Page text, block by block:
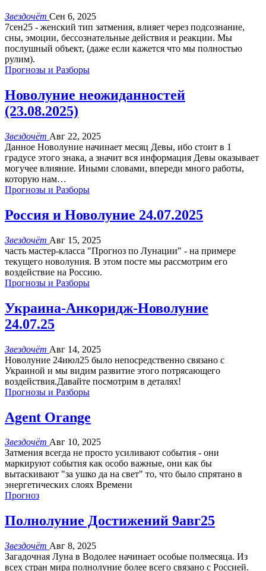
Звездочёт Сен 6, 2025
7сен25 - женский тип затмения, влияет через подсознание,
сны, эмоции, бессознательные действия и реакции. Мы
послушный объект, (даже если кажется что мы полностью
рулим).
Прогнозы и Разборы
Новолуние неожиданностей
(23.08.2025)
Звездочёт Авг 22, 2025
Данное Новолуние начинает месяц Девы, ибо стоит в 1
градусе этого знака, а значит вся информация Девы оказывает
могучее влияние. Иными словами, впереди много работы,
которую нам…
Прогнозы и Разборы
Россия и Новолуние 24.07.2025
Звездочёт Авг 15, 2025
часть мастер-класса "Прогноз по Лунации" - на примере
текущего новолуния. В этом посте мы рассмотрим его
воздействие на Россию.
Прогнозы и Разборы
Украина-Анкоридж-Новолуние
24.07.25
Звездочёт Авг 14, 2025
Новолуние 24июл25 было непосредственно связано с
Украиной и мы видим развитие этого потрясающего
воздействия.Давайте посмотрим в деталях!
Прогнозы и Разборы
Agent Orange
Звездочёт Авг 10, 2025
Затмения всегда не просто усиливают события - они
маркируют события как особо важные, они как бы
вытаскивают "за ушко да на свет" то, что было спрятано в
энергетических слоях Времени
Прогноз
Полнолуние Достижений 9авг25
Звездочёт Авг 8, 2025
Загадочная Луна в Водолее начинает особые полмесяца. Из
всех стран мира полнолуние более всего связано с Россией.